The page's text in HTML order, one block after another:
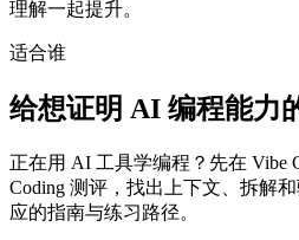
理解一起提升。
适合谁
给想证明 AI 编程能力
正在用 AI 工具学编程？先在 Vibe
Coding 测评，找出上下文、拆解
应的指南与练习路径。